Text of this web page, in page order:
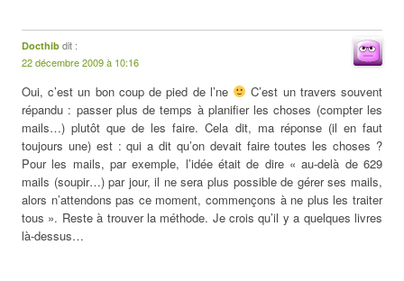
Docthib dit :
22 décembre 2009 à 10:16
Oui, c’est un bon coup de pied de l’ne
C’est un travers souvent
répandu : passer plus de temps à planifier les choses (compter les
mails…) plutôt que de les faire. Cela dit, ma réponse (il en faut
toujours une) est : qui a dit qu’on devait faire toutes les choses ?
Pour les mails, par exemple, l’idée était de dire « au-delà de 629
mails (soupir…) par jour, il ne sera plus possible de gérer ses mails,
alors n’attendons pas ce moment, commençons à ne plus les traiter
tous ». Reste à trouver la méthode. Je crois qu’il y a quelques livres
là-dessus…